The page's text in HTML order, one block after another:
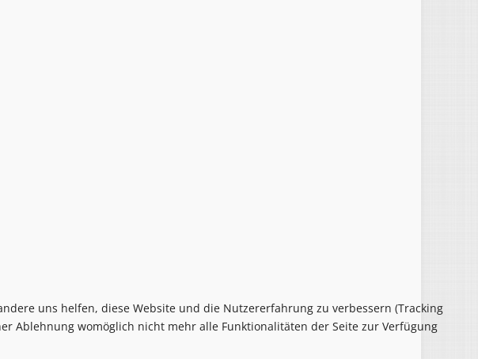
uns helfen, diese Website und die Nutzererfahrung zu verbessern (Tracking
Ablehnung womöglich nicht mehr alle Funktionalitäten der Seite zur Verfügung